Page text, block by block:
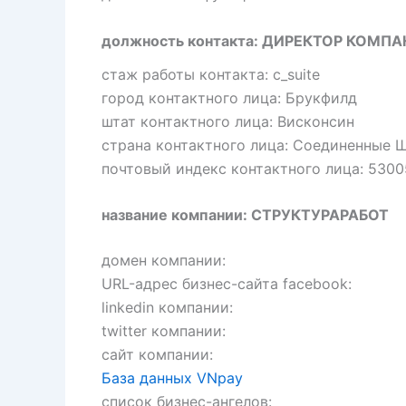
должность контакта: ДИРЕКТОР
стаж работы контакта: c_suite
город контактного лица: Брукфилд
штат контактного лица: Висконсин
страна контактного лица: Соединенные
почтовый индекс контактного лица:
название компании: СТРУКТУРАРАБОТ
домен компании:
URL-адрес бизнес-сайта facebook:
linkedin компании:
twitter компании:
сайт компании:
База данных VNpay
список бизнес-ангелов: